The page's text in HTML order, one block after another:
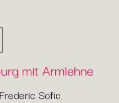
mit Armlehne
Sofia